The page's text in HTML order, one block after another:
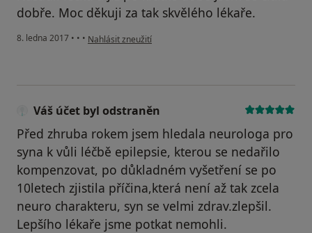
dobře. Moc děkuji za tak skvělého lékaře.
8. ledna 2017 • • • podle názoru uživatele Váš účet byl odstraněn
Nahlásit zneužití
Váš účet byl odstraněn
Před zhruba rokem jsem hledala neurologa pro
syna k vůli léčbě epilepsie, kterou se nedařilo
kompenzovat, po důkladném vyšetření se po
10letech zjistila příčina,která není až tak zcela
neuro charakteru, syn se velmi zdrav.zlepšil.
Lepšího lékaře jsme potkat nemohli.